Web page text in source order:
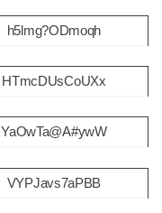
h5lmg?ODmoqh
HTmcDUsCoUXx
YaOwTa@A#ywW
VYPJavs7aPBB